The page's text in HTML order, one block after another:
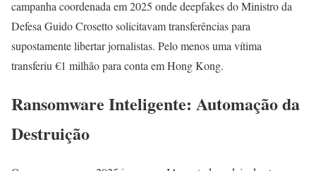
campanha coordenada em 2025 onde deepfakes do Ministro da
Defesa Guido Crosetto solicitavam transferências para
supostamente libertar jornalistas. Pelo menos uma vítima
transferiu €1 milhão para conta em Hong Kong.
Ransomware Inteligente: Automação da
Destruição